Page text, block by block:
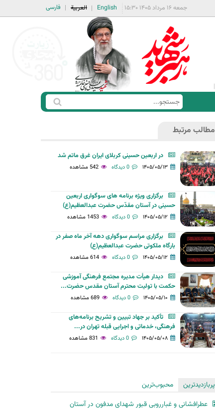
فارسی العربية English جمعه ۱۶ مرداد ۱۴۰۵ ۱۵:۳۰
ف
ر
ج
س
ج
س
ت
مطالب مرتبط
در اربعین حسینی کربلای ایران غرق ماتم شد
۱۴۰۵/۰۵/۱۳ 0 دیدگاه 542 مشاهده
برگزاری ویژه برنامه های سوگواری اربعین
حسینی در آستان مقدّس حضرت عبدالعظیم(ع)
۱۴۰۵/۰۵/۱۲ 0 دیدگاه 1453 مشاهده
برگزاری مراسم سوگواری دهه آخر ماه صفر در
بارگاه ملکوتی حضرت عبدالعظیم(ع)
۱۴۰۵/۰۵/۱۲ 0 دیدگاه 614 مشاهده
دیدار هیأت مدیره مجتمع فرهنگی آموزشی
حکمت با تولیت محترم آستان مقدس حضرت...
۱۴۰۵/۰۵/۱۰ 0 دیدگاه 689 مشاهده
تأکید بر جهاد تبیین و تشریح برنامه‌های
فرهنگی، خدماتی و اجرایی قبله تهران در...
۱۴۰۵/۰۵/۰۸ 0 دیدگاه 831 مشاهده
پربازدیدترین
محبوب‌ترین
عطرافشانی و غبارروبی قبور شهدای مدفون در آستان